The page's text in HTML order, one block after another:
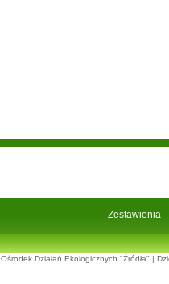
Zestawienia
Ośrodek Działań Ekologicznych "Źródła" |